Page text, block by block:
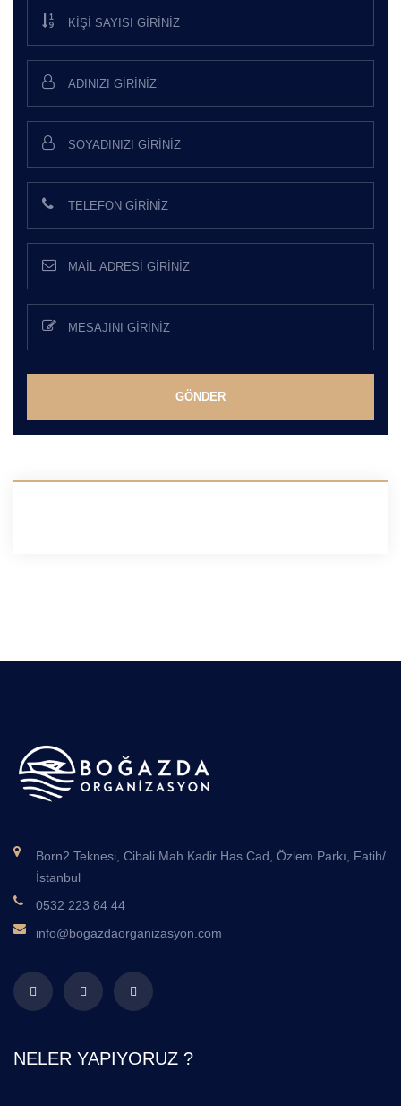
GÖNDER
Born2 Teknesi, Cibali Mah.Kadir Has Cad, Özlem Parkı, Fatih/
İstanbul
0532 223 84 44
info@bogazdaorganizasyon.com
NELER YAPIYORUZ ?